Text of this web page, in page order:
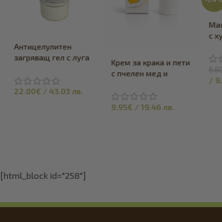
Антицелулитен
загряващ гел с луга
22.00€ / 43.03 лв.
Крем за крака и пети
с пчелен мед и
9.95€ /19.46 лв.
с
/
[html_block id="258"]